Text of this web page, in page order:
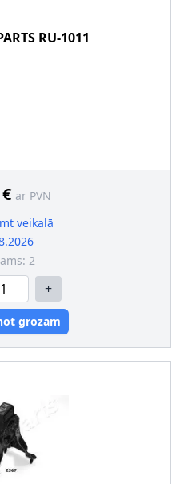
RU-1011
ar PVN
veikalā
2
+
grozam